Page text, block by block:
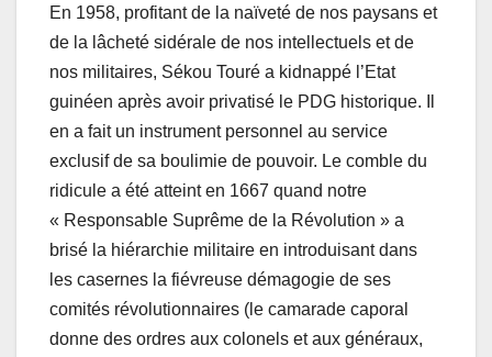
En 1958, profitant de la naïveté de nos paysans et
de la lâcheté sidérale de nos intellectuels et de
nos militaires, Sékou Touré a kidnappé l’Etat
guinéen après avoir privatisé le PDG historique. Il
en a fait un instrument personnel au service
exclusif de sa boulimie de pouvoir. Le comble du
ridicule a été atteint en 1667 quand notre
« Responsable Suprême de la Révolution » a
brisé la hiérarchie militaire en introduisant dans
les casernes la fiévreuse démagogie de ses
comités révolutionnaires (le camarade caporal
donne des ordres aux colonels et aux généraux,